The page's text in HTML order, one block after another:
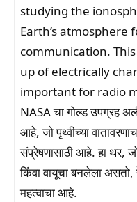
studying the
Earth’s atmosphere
communication.
up of electrically
important for radio
NASA चा गोल्ड उपग्रह
आहे, जो पृथ्वीच्या
संप्रेषणासाठी आहे. हा थर,
किंवा वायूचा बनलेला
महत्वाचा आहे.